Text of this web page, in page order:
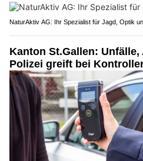
NaturAktiv AG: Ihr Spezialist für Jagd, Optik
Kanton St.Gallen:
Polizei greift bei